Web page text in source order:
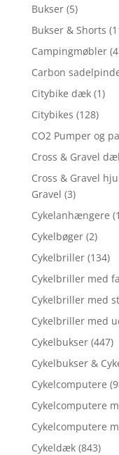
Bukser (5)
Bukser & Shorts
Campingmøbler
Carbon
Citybike dæk (1)
Citybikes (128)
CO2 Pumper og
Cross & Gravel
Cross & Gravel
Gravel (3)
Cykelanhængere
Cykelbøger (2)
Cykelbriller (134)
Cykelbriller med
Cykelbriller med
Cykelbriller med
Cykelbukser (447)
Cykelbukser &
Cykelcomputere
Cykelcomputere
Cykelcomputere
Cykeldæk (843)